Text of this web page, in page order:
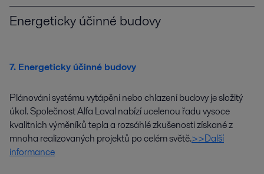
Energeticky účinné budovy
7. Energeticky účinné budovy
Plánování systému vytápění nebo chlazení budovy je složitý
úkol. Společnost Alfa Laval nabízí ucelenou řadu vysoce
kvalitních výměníků tepla a rozsáhlé zkušenosti získané z
mnoha realizovaných projektů po celém světě.>>Další
informance